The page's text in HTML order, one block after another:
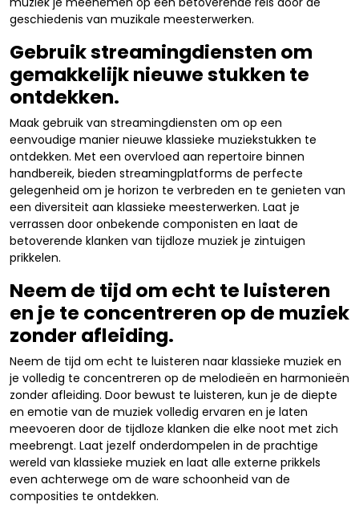
geschiedenis van muzikale meesterwerken.
Gebruik streamingdiensten om
gemakkelijk nieuwe stukken te
ontdekken.
Maak gebruik van streamingdiensten om op een
eenvoudige manier nieuwe klassieke muziekstukken te
ontdekken. Met een overvloed aan repertoire binnen
handbereik, bieden streamingplatforms de perfecte
gelegenheid om je horizon te verbreden en te genieten van
een diversiteit aan klassieke meesterwerken. Laat je
verrassen door onbekende componisten en laat de
betoverende klanken van tijdloze muziek je zintuigen
prikkelen.
Neem de tijd om echt te luisteren
en je te concentreren op de muziek
zonder afleiding.
Neem de tijd om echt te luisteren naar klassieke muziek en
je volledig te concentreren op de melodieën en harmonieën
zonder afleiding. Door bewust te luisteren, kun je de diepte
en emotie van de muziek volledig ervaren en je laten
meevoeren door de tijdloze klanken die elke noot met zich
meebrengt. Laat jezelf onderdompelen in de prachtige
wereld van klassieke muziek en laat alle externe prikkels
even achterwege om de ware schoonheid van de
composities te ontdekken.